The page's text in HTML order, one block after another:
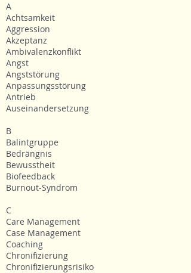
A
Achtsamkeit
Aggression
Akzeptanz
Ambivalenzkonflikt
Angst
Angststörung
Anpassungsstörung
Antrieb
Auseinandersetzung
B
Balintgruppe
Bedrängnis
Bewusstheit
Biofeedback
Burnout-Syndrom
C
Care Management
Case Management
Coaching
Chronifizierung
Chronifizierungsrisiko